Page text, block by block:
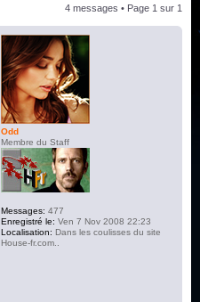
4 messages • Page 1 sur 1
Odd
Membre du Staff
Messages: 477
Enregistré le: Ven 7 Nov 2008 22:23
Localisation: Dans les coulisses du site
House-fr.com..